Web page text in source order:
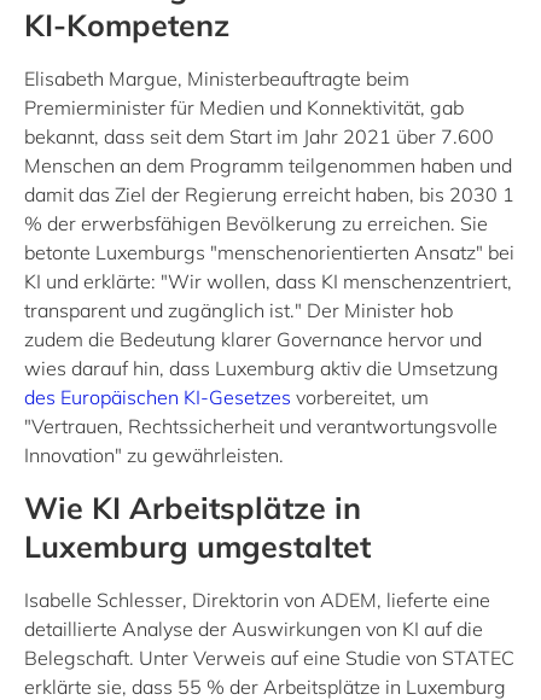
KI-Kompetenz
Elisabeth Margue, Ministerbeauftragte beim
Premierminister für Medien und Konnektivität, gab
bekannt, dass seit dem Start im Jahr 2021 über 7.600
Menschen an dem Programm teilgenommen haben und
damit das Ziel der Regierung erreicht haben, bis 2030 1
% der erwerbsfähigen Bevölkerung zu erreichen. Sie
betonte Luxemburgs "menschenorientierten Ansatz" bei
KI und erklärte: "Wir wollen, dass KI menschenzentriert,
transparent und zugänglich ist." Der Minister hob
zudem die Bedeutung klarer Governance hervor und
wies darauf hin, dass Luxemburg aktiv die Umsetzung
des Europäischen KI-Gesetzes vorbereitet, um
"Vertrauen, Rechtssicherheit und verantwortungsvolle
Innovation" zu gewährleisten.
Wie KI Arbeitsplätze in
Luxemburg umgestaltet
Isabelle Schlesser, Direktorin von ADEM, lieferte eine
detaillierte Analyse der Auswirkungen von KI auf die
Belegschaft. Unter Verweis auf eine Studie von STATEC
erklärte sie, dass 55 % der Arbeitsplätze in Luxemburg